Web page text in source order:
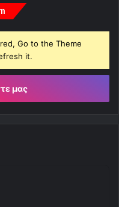
Go to the Theme
it.
μας